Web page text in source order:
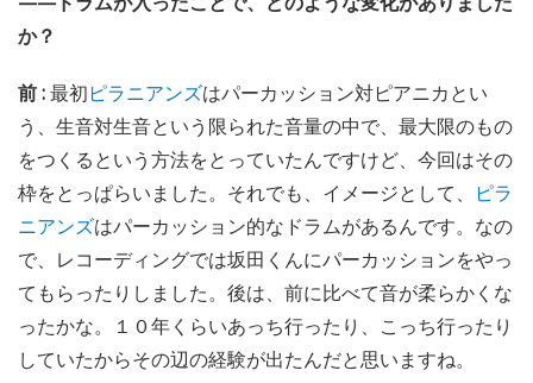
か？
前 :最初ピラニアンズはパーカッション対ピアニカとい
う、生音対生音という限られた音量の中で、最大限のもの
をつくるという方法をとっていたんですけど、今回はその
枠をとっぱらいました。それでも、イメージとして、
ピラ
ニアンズはパーカッション的なドラムがあるんです。なの
で、レコーディングでは坂田くんにパーカッションをやっ
てもらったりしました。後は、前に比べて音が柔らかくな
ったかな。１０年くらいあっち行ったり、こっち行ったり
していたからその辺の経験が出たんだと思いますね。